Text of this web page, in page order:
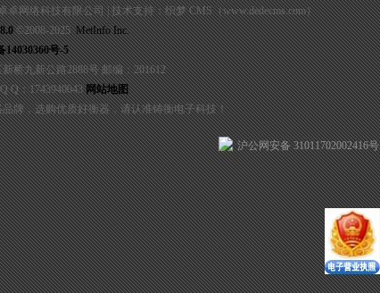
卓网络科技有限公司 | 技术支持：织梦 CMS（www.dedecms.com）
©2008-2025MetInfo Inc.
14030360号-5
桥九新公路2888号 邮编：201612
Q：1743940043网站地图
牌，选购优质好衡器，请认准铸衡电子科技！
沪公网安备 31011702002416号